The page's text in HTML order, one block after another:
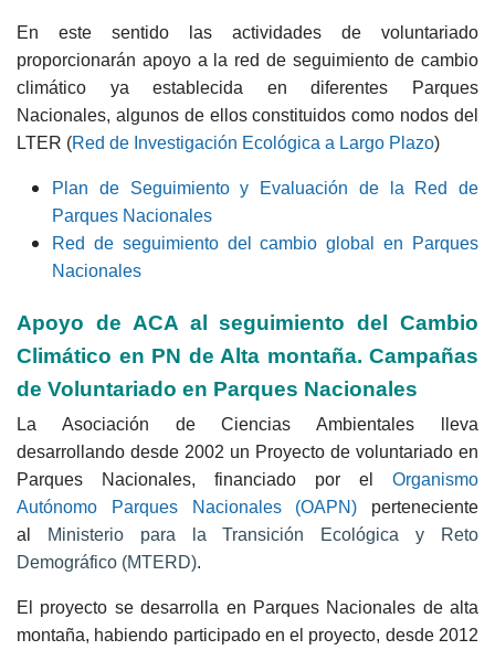
En este sentido las actividades de voluntariado
proporcionarán apoyo a la red de seguimiento de cambio
climático ya establecida en diferentes Parques
Nacionales, algunos de ellos constituidos como nodos del
LTER (Red de Investigación Ecológica a Largo Plazo)
Plan de Seguimiento y Evaluación de la Red de
Parques Nacionales
Red de seguimiento del cambio global en Parques
Nacionales
Apoyo de ACA al seguimiento del Cambio
Climático en PN de Alta montaña. Campañas
de Voluntariado en Parques Nacionales
La Asociación de Ciencias Ambientales lleva
desarrollando desde 2002 un Proyecto de voluntariado en
Parques Nacionales, financiado por el Organismo
Autónomo Parques Nacionales (OAPN) perteneciente
al
Ministerio para la Transición Ecológica y Reto
Demográfico (MTERD).
El proyecto se desarrolla en Parques Nacionales de alta
montaña, habiendo participado en el proyecto, desde 2012